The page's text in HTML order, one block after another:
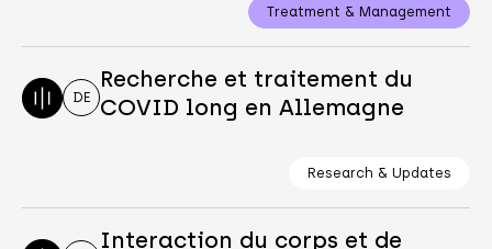
Treatment & Management
DE
Recherche et traitement du
COVID long en Allemagne
Research & Updates
Interaction du corps et de